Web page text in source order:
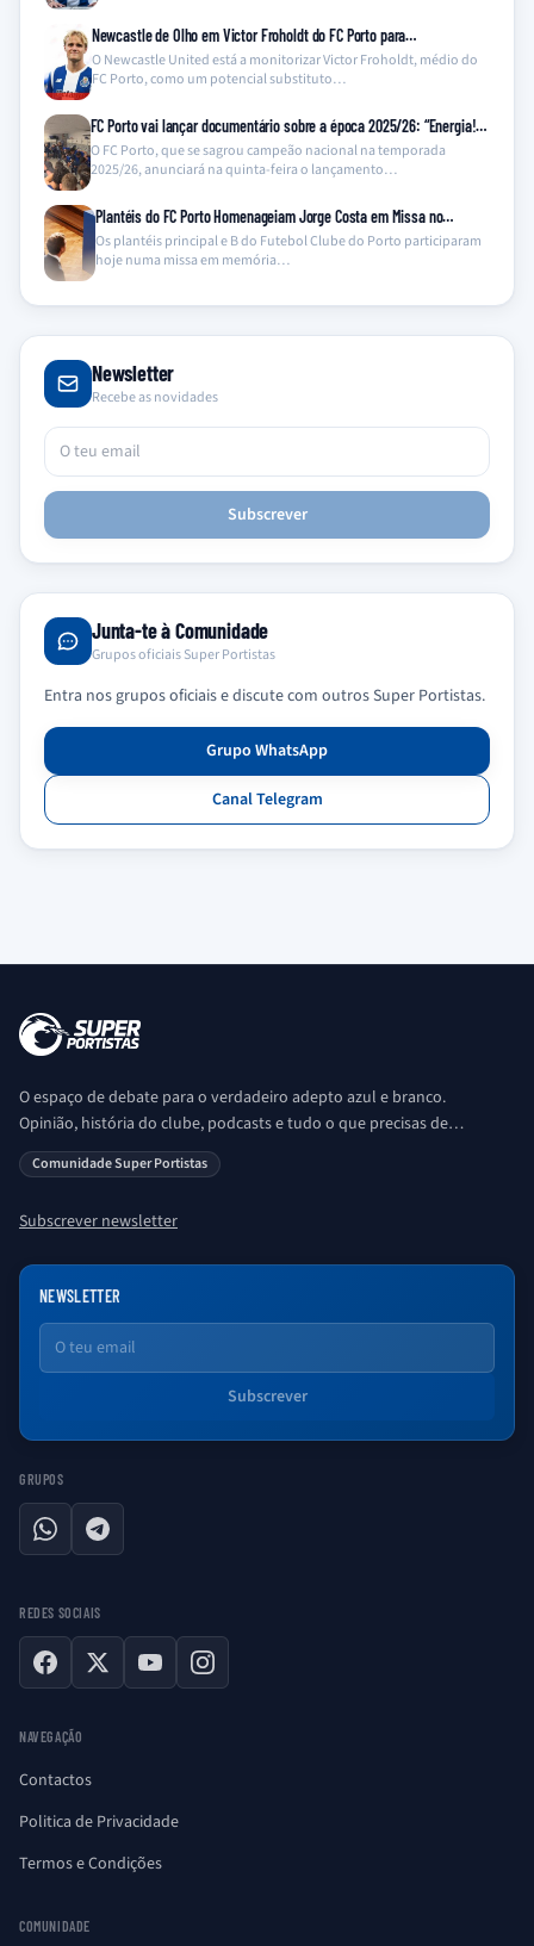
Newcastle de Olho em Victor Froholdt do FC Porto para…
O Newcastle United está a monitorizar Victor Froholdt, médio do
FC Porto, como um potencial substituto…
FC Porto vai lançar documentário sobre a época 2025/26: “Energia!…
O FC Porto, que se sagrou campeão nacional na temporada
2025/26, anunciará na quinta-feira o lançamento…
Plantéis do FC Porto Homenageiam Jorge Costa em Missa no…
Os plantéis principal e B do Futebol Clube do Porto participaram
hoje numa missa em memória…
Newsletter
Recebe as novidades
Subscrever
Junta-te à Comunidade
Grupos oficiais Super Portistas
Entra nos grupos oficiais e discute com outros Super Portistas.
Grupo WhatsApp
Canal Telegram
O espaço de debate para o verdadeiro adepto azul e branco.
Opinião, história do clube, podcasts e tudo o que precisas de
saber sobre o universo Porto. Ser Porto é aqui!
Comunidade Super Portistas
Subscrever newsletter
NEWSLETTER
Email
Subscrever
GRUPOS
WhatsAppTelegram
REDES SOCIAIS
Facebook
X YouTubeInstagram
NAVEGAÇÃO
Contactos
Politica de Privacidade
Termos e Condições
COMUNIDADE